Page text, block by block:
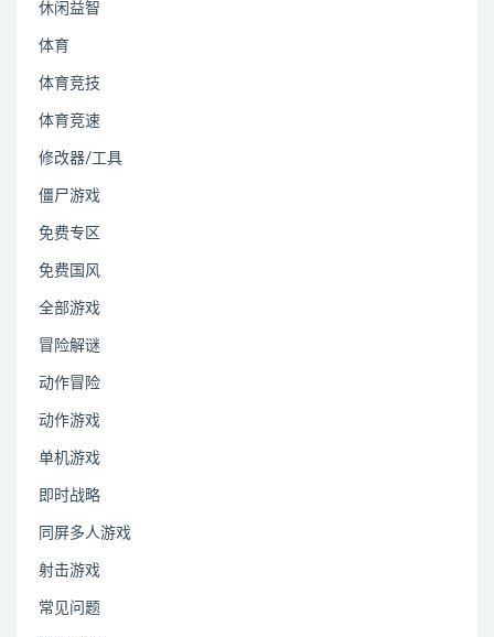
休闲益智
体育
体育竞技
体育竞速
修改器/工具
僵尸游戏
免费专区
免费国风
全部游戏
冒险解谜
动作冒险
动作游戏
单机游戏
即时战略
同屏多人游戏
射击游戏
常见问题